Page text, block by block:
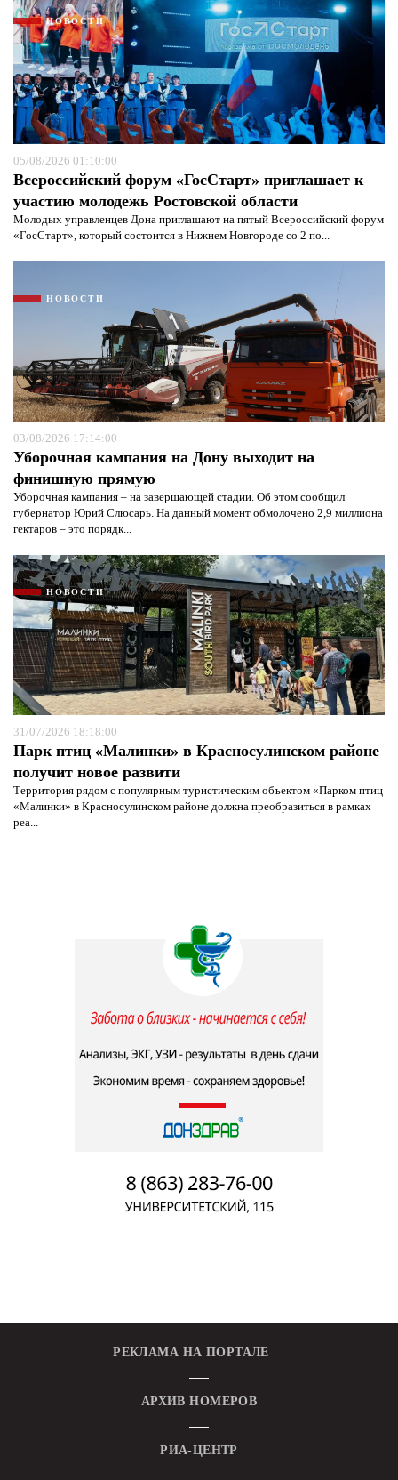
НОВОСТИ
05/08/2026 01:10:00
Всероссийский форум «ГосСтарт» приглашает к
участию молодежь Ростовской области
Молодых управленцев Дона приглашают на пятый Всероссийский форум
«ГосСтарт», который состоится в Нижнем Новгороде со 2 по...
НОВОСТИ
03/08/2026 17:14:00
Уборочная кампания на Дону выходит на
финишную прямую
Уборочная кампания – на завершающей стадии. Об этом сообщил
губернатор Юрий Слюсарь. На данный момент обмолочено 2,9 миллиона
гектаров – это порядк...
НОВОСТИ
31/07/2026 18:18:00
Парк птиц «Малинки» в Красносулинском районе
получит новое развити
Территория рядом с популярным туристическим объектом «Парком птиц
«Малинки» в Красносулинском районе должна преобразиться в рамках
реа...
защиты информации*
РЕКЛАМА НА ПОРТАЛЕ
АРХИВ НОМЕРОВ
РИА-ЦЕНТР
Я согласен сполитикой конфиденциальности и